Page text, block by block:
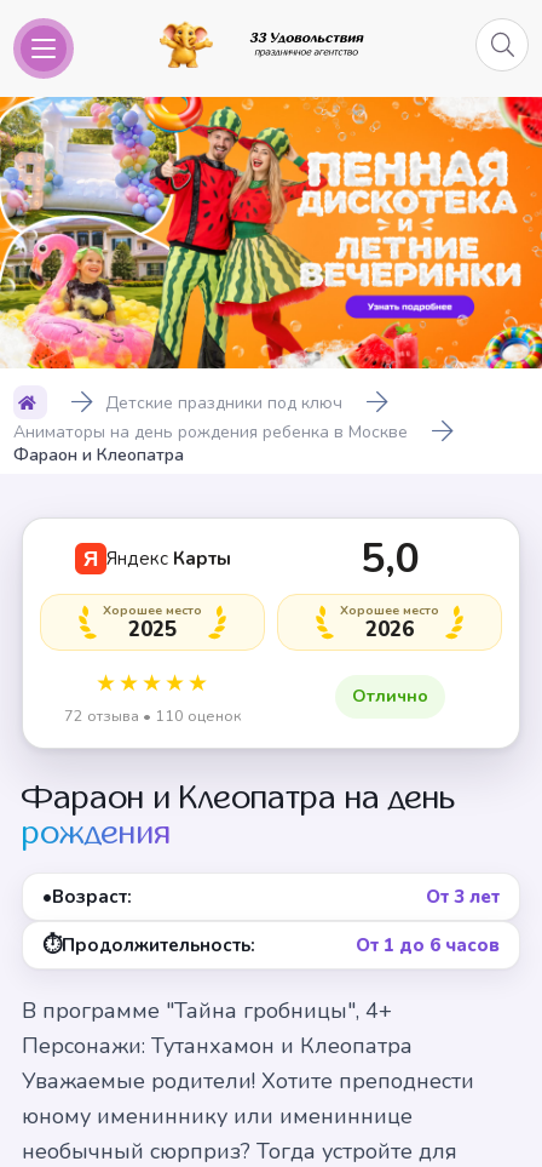
Детские праздники под ключ
Аниматоры на день рождения ребенка в Москве
Фараон и Клеопатра
Я Яндекс Карты 5,0
★★★★★
72 отзыва • 110 оценок
Хорошее место
2025
Хорошее место
2026
Отлично
Фараон и Клеопатра на день
рождения
•Возраст: От 3 лет
⏱Продолжительность: От 1 до 6 часов
В программе "Тайна гробницы", 4+
Персонажи: Тутанхамон и Клеопатра
Уважаемые родители! Хотите преподнести
юному имениннику или имениннице
необычный сюрприз? Тогда устройте для